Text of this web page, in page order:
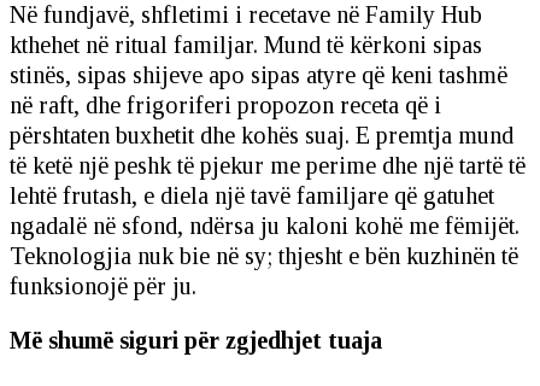
Në fundjavë, shfletimi i recetave në Family Hub
kthehet në ritual familjar. Mund të kërkoni sipas
stinës, sipas shijeve apo sipas atyre që keni tashmë
në raft, dhe frigoriferi propozon receta që i
përshtaten buxhetit dhe kohës suaj. E premtja mund
të ketë një peshk të pjekur me perime dhe një tartë të
lehtë frutash, e diela një tavë familjare që gatuhet
ngadalë në sfond, ndërsa ju kaloni kohë me fëmijët.
Teknologjia nuk bie në sy; thjesht e bën kuzhinën të
funksionojë për ju.
Më shumë siguri për zgjedhjet tuaja